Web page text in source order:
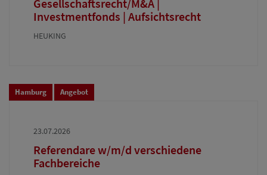
Gesellschaftsrecht/M&A |
Investmentfonds | Aufsichtsrecht
HEUKING
Hamburg Angebot
23.07.2026
Referendare w/m/d verschiedene
Fachbereiche